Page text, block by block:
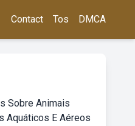
Contact Tos DMCA
Sobre Animais
Aquáticos E Aéreos